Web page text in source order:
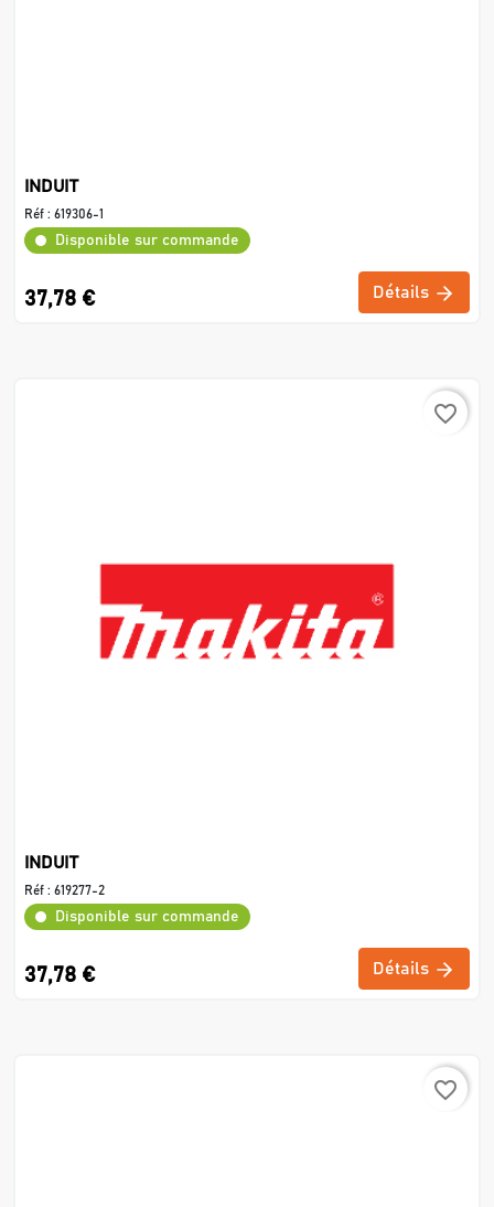
INDUIT
Réf : 619306-1
Disponible sur commande
37,78 € Détails
favorite_border
INDUIT
Réf : 619277-2
Disponible sur commande
37,78 € Détails
favorite_border